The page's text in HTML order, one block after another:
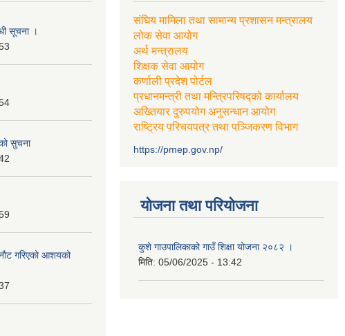
सूचना ।
सुचना
गरिएको आशयको
संघिय मामिला तथा सामान्य प्रशासन मन्त्रालय
लोक सेवा आयोग
अर्थ मन्त्रालय
शिक्षक सेवा आयोग
कर्णाली प्रदेश पोर्टल
प्रधानमन्त्री तथा मन्त्रिपरिषद्को कार्यालय
अख्तियार दुरुपयोग अनुसन्धान आयोग
राष्ट्रिय परिचयपत्र तथा पञ्जिकरण विभाग
https://pmep.gov.np/
योजना तथा परियोजना
कुशे गाउपालिकाको गाउँ शिक्षा योजना २०८२ ।
मिति: 05/06/2025 - 13:42